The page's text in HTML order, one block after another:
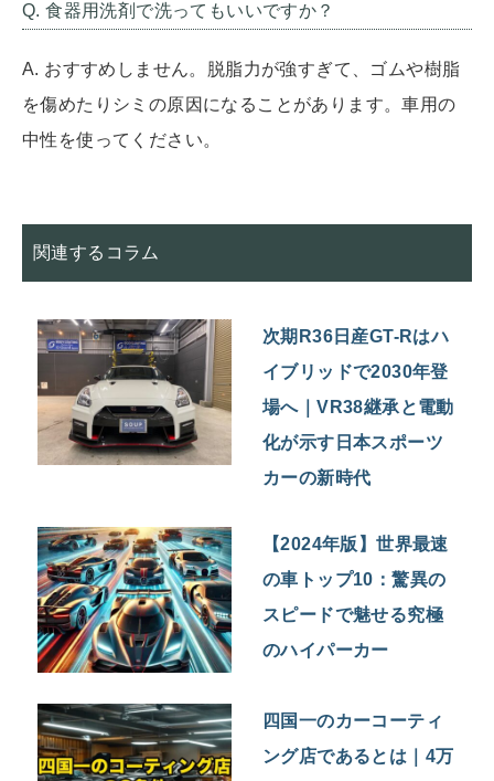
Q. 食器用洗剤で洗ってもいいですか？
A. おすすめしません。脱脂力が強すぎて、ゴムや樹脂
を傷めたりシミの原因になることがあります。車用の
中性を使ってください。
関連するコラム
次期R36日産GT-Rはハ
イブリッドで2030年登
場へ｜VR38継承と電動
化が示す日本スポーツ
カーの新時代
【2024年版】世界最速
の車トップ10：驚異の
スピードで魅せる究極
のハイパーカー
四国一のカーコーティ
ング店であるとは｜4万